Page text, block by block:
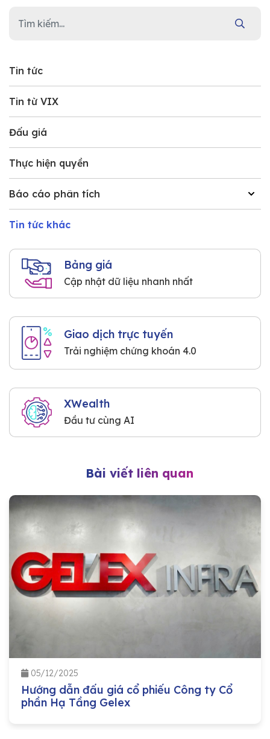
Tin tức
Tin từ VIX
Đấu giá
Thực hiện quyền
Báo cáo phân tích
Tin tức khác
Bảng giá
Cập nhật dữ liệu nhanh nhất
Giao dịch trực tuyến
Trải nghiệm chứng khoán 4.0
XWealth
Đầu tư cùng AI
Bài viết liên quan
05/12/2025
Hướng dẫn đấu giá cổ phiếu Công ty Cổ
phần Hạ Tầng Gelex